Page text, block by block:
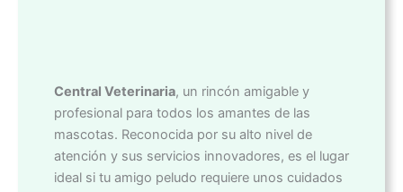
Central Veterinaria, un rincón amigable y
profesional para todos los amantes de las
mascotas. Reconocida por su alto nivel de
atención y sus servicios innovadores, es el lugar
ideal si tu amigo peludo requiere unos cuidados